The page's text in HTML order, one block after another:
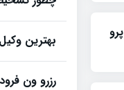
تصاویری از نمونه اولیه وان پلاس ۷T پرو
بهترین
رزرو ون